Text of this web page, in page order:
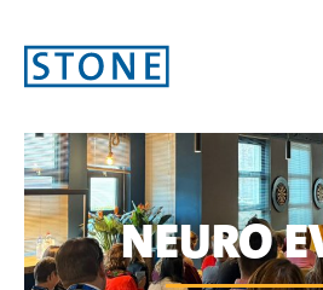
Ga
naar
NEURO